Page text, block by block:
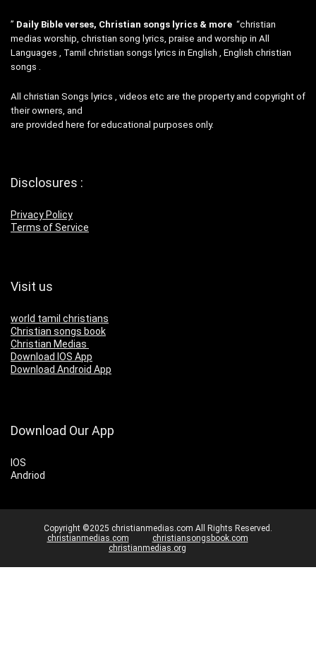
” Daily Bible verses, Christian songs lyrics & more “christian
medias worship, christian song lyrics, praise and worship in All
Languages , Tamil christian songs lyrics in English , English christian
songs .
All christian Songs lyrics , videos etc are the property and copyright of
their owners, and
are provided here for educational purposes only.
Disclosures :
Privacy Policy
Terms of Service
Visit us
world tamil christians
Christian songs book
Christian Medias
Download IOS App
Download Android App
Download Our App
IOS
Andriod
Copyright ©2025 christianmedias.com All Rights Reserved.
christianmedias.com
christiansongsbook.com
christianmedias.org